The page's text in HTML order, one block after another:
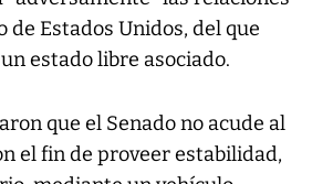
de Estados Unidos, del que
estado libre asociado.
que el Senado no acude al
el fin de proveer estabilidad,